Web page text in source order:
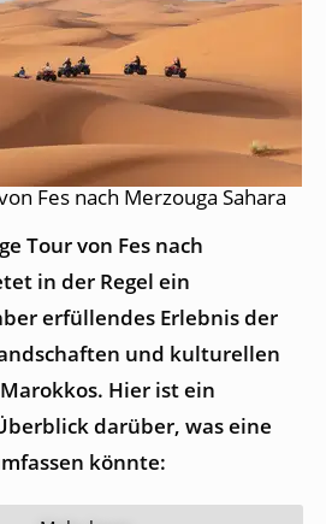
Fes nach Merzouga Sahara
Tour von Fes nach
in der Regel ein
erfüllendes Erlebnis der
und kulturellen
Hier ist ein
darüber, was eine
könnte: